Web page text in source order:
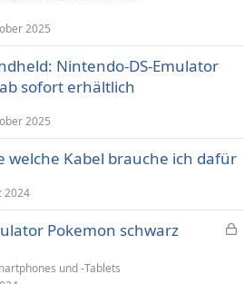
2025
Nintendo-DS-Emulator
sofort erhältlich
2025
welche Kabel brauche ich dafür
2024
Pokemon schwarz
und -Tablets